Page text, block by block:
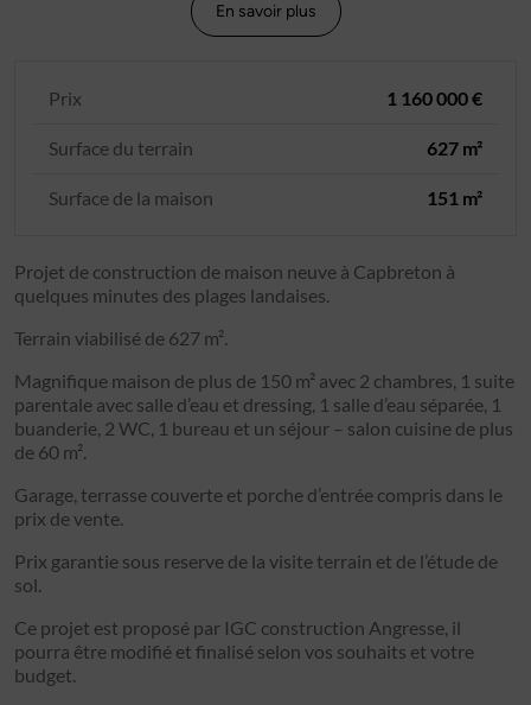
En savoir plus
Prix 1 160 000 €
Surface du terrain 627 m²
Surface de la maison 151 m²
Projet de construction de maison neuve à Capbreton à
quelques minutes des plages landaises.
Terrain viabilisé de 627 m².
Magnifique maison de plus de 150 m² avec 2 chambres, 1 suite
parentale avec salle d’eau et dressing, 1 salle d’eau séparée, 1
buanderie, 2 WC, 1 bureau et un séjour – salon cuisine de plus
de 60 m².
Garage, terrasse couverte et porche d’entrée compris dans le
prix de vente.
Prix garantie sous reserve de la visite terrain et de l’étude de
sol.
Ce projet est proposé par IGC construction Angresse, il
pourra être modifié et finalisé selon vos souhaits et votre
budget.